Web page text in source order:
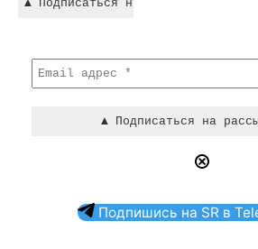
Подпишись на SR в